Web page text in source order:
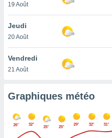
cas,
que
sur le
ne
19 Août
Jeudi
20 Août
Vendredi
21 Août
Graphiques météo
26° 32°
25° 25°
29° 32° 31°